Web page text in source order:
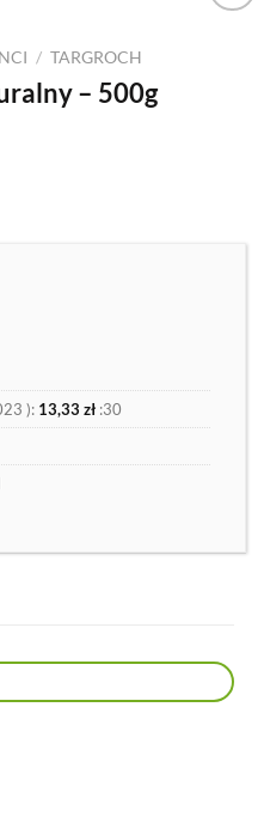
/ TARGROCH
– 500g
): 13,33 zł :30